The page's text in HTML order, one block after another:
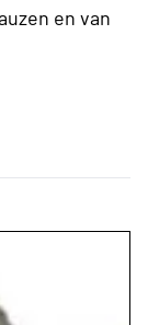
en van